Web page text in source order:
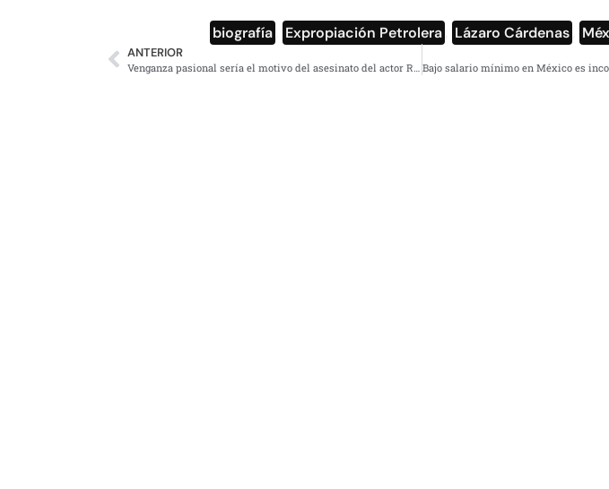
biografía Expropiación Petrolera Lázaro Cárdenas
ANTERIOR